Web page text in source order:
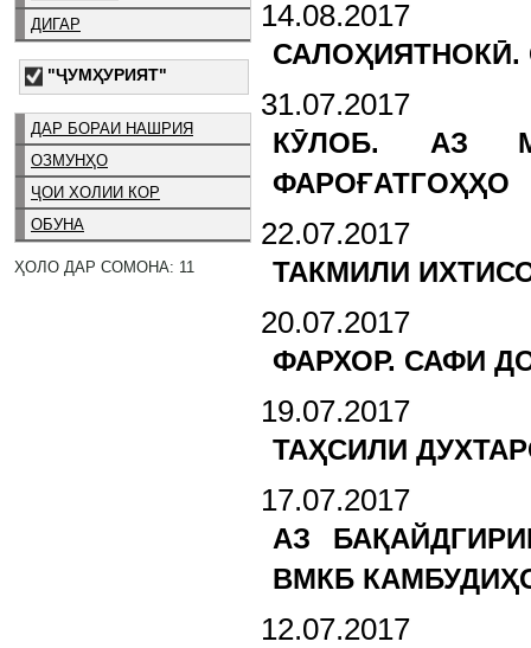
ДИГАР
"ҶУМҲУРИЯТ"
ДАР БОРАИ НАШРИЯ
ОЗМУНҲО
ҶОИ ХОЛИИ КОР
ОБУНА
ҲОЛО ДАР СОМОНА: 11
14.08.2017
САЛОҲИЯТНОКӢ.
31.07.2017
КӮЛОБ. АЗ
ФАРОҒАТГОҲҲО
22.07.2017
ТАКМИЛИ
20.07.2017
ФАРХОР. САФИ
19.07.2017
ТАҲСИЛИ
17.07.2017
АЗ
ВМКБ
12.07.2017